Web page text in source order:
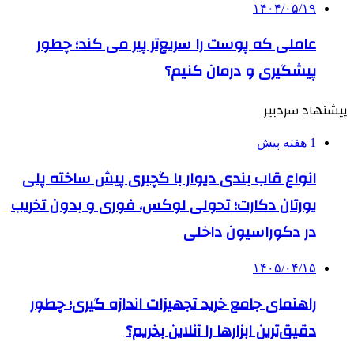
۱۴۰۴/۰۵/۱۹
عاملی که پوست را سریع‌تر پیر می کند؛ چطور
پیشگیری و درمان کنیم؟
پیشنهاد سردبیر
1 هفته پیش
انواع قاب بندی دیوار با گچبری پیش ساخته پلی
یورتان دکارت؛ تحولی لوکس، فوری و بدون تخریب
در دکوراسیون داخلی
۱۴۰۵/۰۴/۱۵
راهنمای جامع خرید تجهیزات اندازه گیری؛ چطور
دقیق‌ترین ابزارها را آنلاین بخریم؟